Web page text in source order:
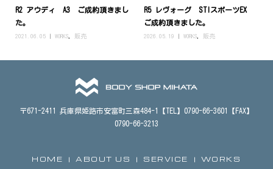
R2 アウディ A3 ご成約頂きまし
た。
2021.06.05 WORKS, 販売
R5 レヴォーグ STIスポーツEX
ご成約頂きました。
2026.05.19 WORKS 販売
〒671-2411 兵庫県姫路市安富町三森484-1【TEL】0790-66-3601【FAX】
0790-66-3213
HOME ABOUT US SERVICE WORKS